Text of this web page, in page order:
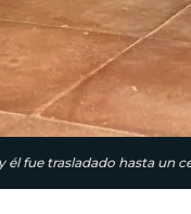
fue trasladado hasta un